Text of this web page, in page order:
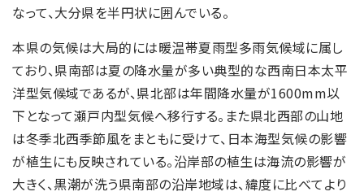
なって、大分県を半円状に囲んでいる。
本県の気候は大局的には暖温帯夏雨型多雨気候域に属し
ており、県南部は夏の降水量が多い典型的な西南日本太平
洋型気候域であるが、県北部は年間降水量が1600mm以
下となって瀬戸内型気候へ移行する。また県北西部の山地
は冬季北西季節風をまともに受けて、日本海型気候の影響
が植生にも反映されている。沿岸部の植生は海流の影響が
大きく、黒潮が洗う県南部の沿岸地域は、緯度に比べてより